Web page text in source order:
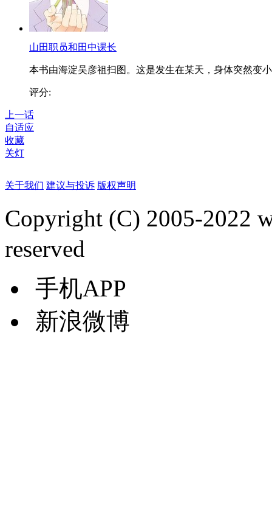
山田职员和田中课长
本书由海淀吴彦祖扫图。这是发生在某天，身体突然变
评分:
上一话
自适应
收藏
关灯
关于我们 建议与投诉 版权声明
Copyright (C) 2005-2022
reserved
手机APP
新浪微博